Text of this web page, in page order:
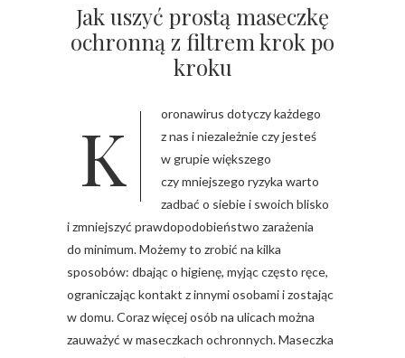
Jak uszyć prostą maseczkę
ochronną z filtrem krok po
kroku
Koronawirus dotyczy każdego
z nas i niezależnie czy jesteś
w grupie większego
czy mniejszego ryzyka warto
zadbać o siebie i swoich blisko
i zmniejszyć prawdopodobieństwo zarażenia
do minimum. Możemy to zrobić na kilka
sposobów: dbając o higienę, myjąc często ręce,
ograniczając kontakt z innymi osobami i zostając
w domu. Coraz więcej osób na ulicach można
zauważyć w maseczkach ochronnych. Maseczka